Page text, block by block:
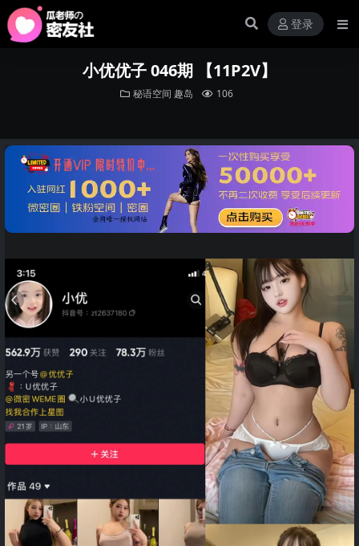
登录
小优优子 046期 【11P2V】
秘语空间 趣岛 106